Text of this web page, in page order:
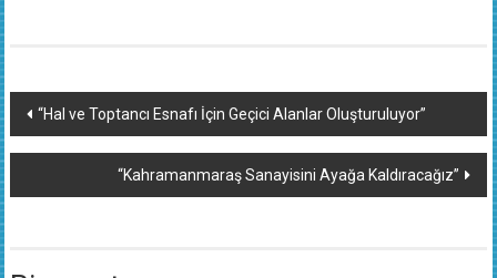
Yazı
dolaşımı
“Hal ve Toptancı Esnafı İçin Geçici Alanlar Oluşturuluyor”
“Kahramanmaraş Sanayisini Ayağa Kaldıracağız”